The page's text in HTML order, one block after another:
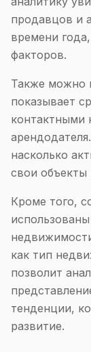
продавцов и
времени
факторов.
Также можно
показывает
контактными
насколько
свои
Кроме того,
как тип
позволит
тенденции,
развитие.